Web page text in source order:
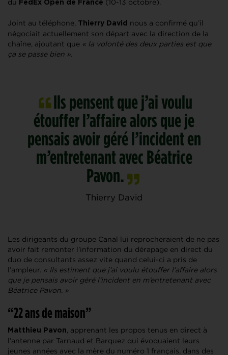
du
FedEx Open de France (10-13 octobre).
Joint au téléphone, Thierry David nous a confirmé qu’il
négociait actuellement son départ avec la direction de la
chaîne, ajoutant que « la volonté des deux parties est que
ça se passe bien »
Ils pensent que j’ai voulu
étouffer l’affaire alors que je
pensais avoir géré l’incident en
m’entretenant avec Béatrice
Pavon.
Thierry David
Les dirigeants du groupe Canal lui reprocheraient de ne pas
avoir fait remonter l’information du dérapage en direct du
duo de consultants assez vite quand celui-ci a pris de
l’ampleur. « Ils estiment que j’ai voulu étouffer l’affaire alors
que je pensais avoir géré l’incident en m’entretenant avec
Béatrice Pavon. »
“22 ans de maison”
Matthieu Pavon
, apprenant les propos tenus en direct à
l’antenne par Tarnaud et Barquez qui évoquaient leurs
jeunes années avec la mère du numéro 1 français, dans des